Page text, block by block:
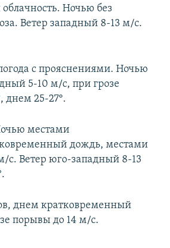
Ночью без
Ветер западный 8-13 м/с.
с прояснениями. Ночью
5-10 м/с, при грозе
днем 25-27°.
местами
дождь, местами
с. Ветер юго-западный 8-13
днем кратковременный
порывы до 14 м/с.